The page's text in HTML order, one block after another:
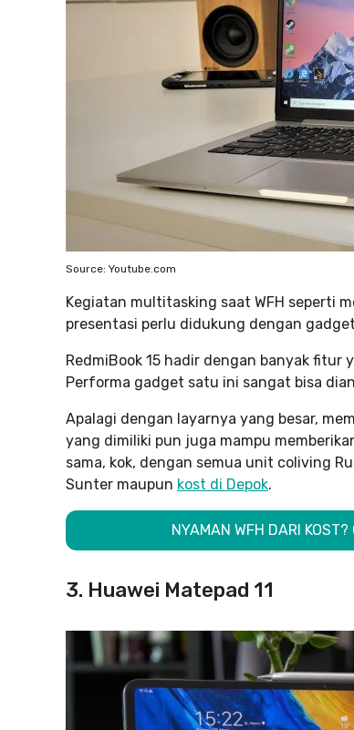
Source: Youtube.com
Kegiatan multitasking saat WFH seperti
presentasi perlu didukung dengan
RedmiBook 15 hadir dengan banyak
Performa gadget satu ini sangat bisa
Apalagi dengan layarnya yang besar,
yang dimiliki pun juga mampu
sama, kok, dengan semua unit coliving
Sunter maupun kost di Depok.
NYAMAN WFH DARI
3. Huawei Matepad 11